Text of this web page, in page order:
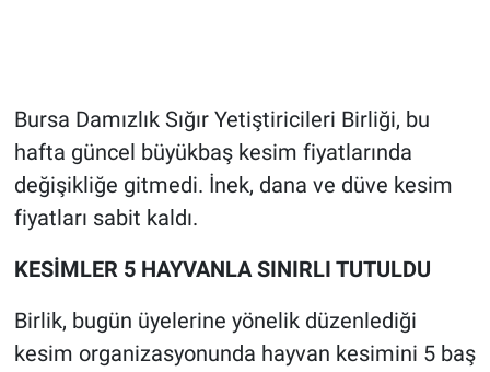
Bursa Damızlık Sığır Yetiştiricileri Birliği, bu
hafta güncel büyükbaş kesim fiyatlarında
değişikliğe gitmedi. İnek, dana ve düve kesim
fiyatları sabit kaldı.
KESİMLER 5 HAYVANLA SINIRLI TUTULDU
Birlik, bugün üyelerine yönelik düzenlediği
kesim organizasyonunda hayvan kesimini 5 baş